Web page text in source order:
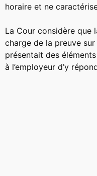
horaire et ne
La Cour considère que
charge de la preuve sur
présentait des
à l’employeur d’y